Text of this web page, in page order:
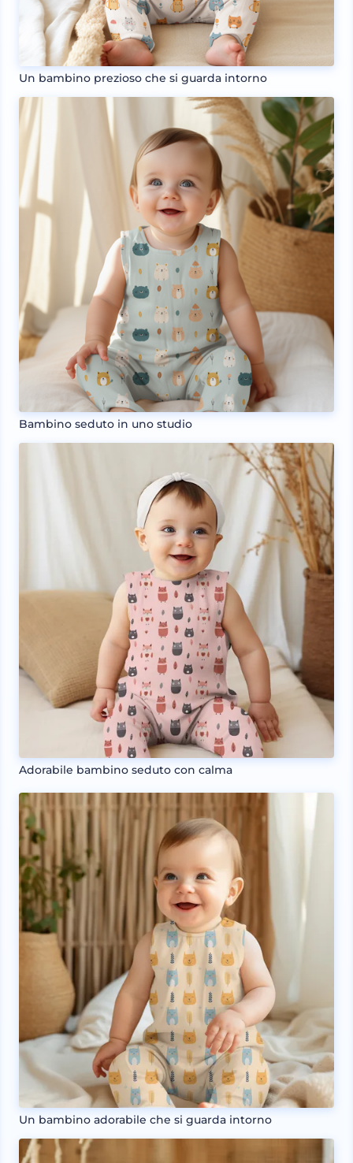
Un bambino prezioso che si guarda intorno
Bambino seduto in uno studio
Adorabile bambino seduto con calma
Un bambino adorabile che si guarda intorno